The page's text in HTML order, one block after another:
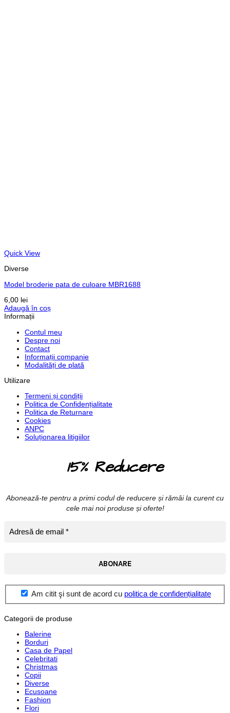
Quick View
Diverse
Model broderie pata de culoare MBR1688
6,00 lei
Adaugă în coș
Informații
Contul meu
Despre noi
Contact
Informații companie
Modalități de plată
Utilizare
Termeni și condiții
Politica de Confidențialitate
Politica de Returnare
Cookies
ANPC
Soluționarea litigiilor
15% Reducere
Abonează-te pentru a primi codul de reducere și rămâi la curent cu
cele mai noi produse și oferte!
Am citit şi sunt de acord cu politica de confidențialitate
Categorii de produse
Balerine
Borduri
Casa de Papel
Celebritati
Christmas
Copii
Diverse
Ecusoane
Fashion
Flori